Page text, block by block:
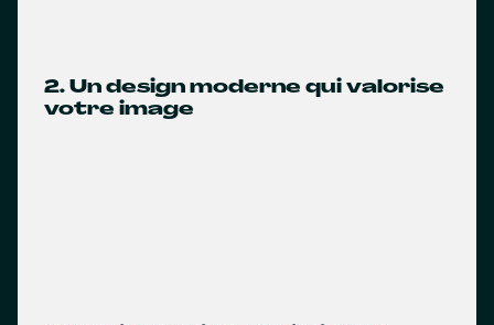
2. Un design moderne qui valorise
votre image